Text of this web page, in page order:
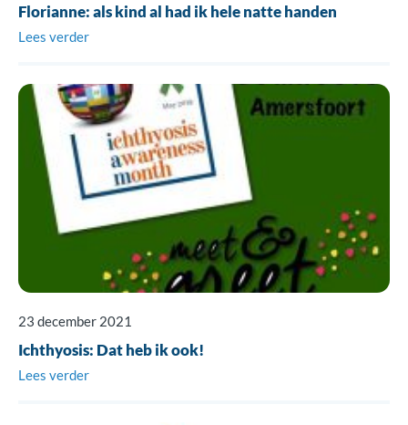
Florianne: als kind al had ik hele natte handen
Lees verder
23 december 2021
Ichthyosis: Dat heb ik ook!
Lees verder